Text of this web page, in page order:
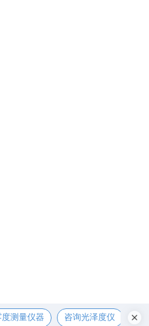
测量仪器 咨询光泽度仪 咨